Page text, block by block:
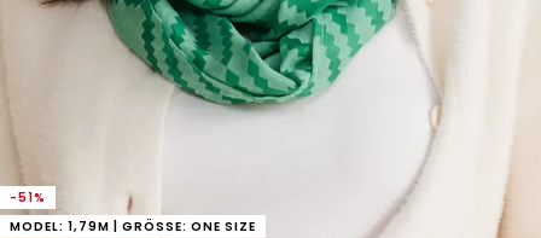
-51%
MODEL: 1,79M | GRÖSSE: ONE SIZE